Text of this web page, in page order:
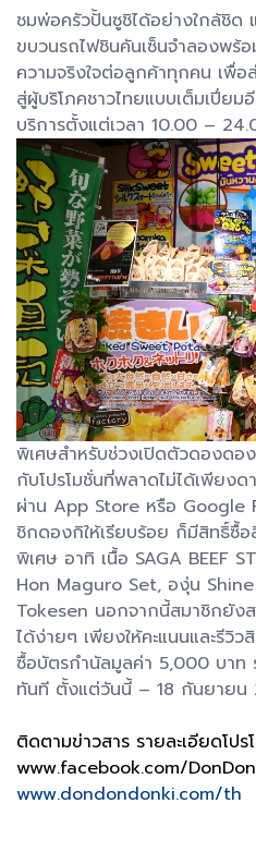
ชมพ่อครัวปั้นซูชิได้อย่างใกล้ชิด
ขบวนรถไฟชินคันเซ็นจำลองพร้
ความจริงใจต่อลูกค้าทุกคน เพื่
สู่ผู้บริโภคชาวไทยแบบเต็มเปี่ยม
บริการตั้งแต่เวลา 10.00 –
พิเศษสำหรับช่วงเปิดตัวดองดอ
กับโปรโมชั่นที่พลาดไม่ได้เพียง
ผ่าน App Store หรือ Google
ชิกดองกิให้เรียบร้อย ก็มีสิทธิ์ซื้อ
พิเศษ อาทิ เนื้อ SAGA BEEF
Hon Maguro Set, องุ่น
Tokesen นอกจากนี้สมาชิกยัง
ได้ง่ายๆ เพียงให้คะแนนและรีวิ
ซื้อบัตรกำนัลมูลค่า 5,000 บาท
ทันที ตั้งแต่วันนี้ – 18 กันยายน
ติดตามข่าวสาร รายละเอียดโป
www.facebook.com/
www.dondondonki.com/th